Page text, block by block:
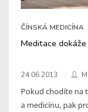
ČÍNSKÁ MEDICÍNA
Meditace
24.06.2013
Pokud chodíte na
a medicínu, pak